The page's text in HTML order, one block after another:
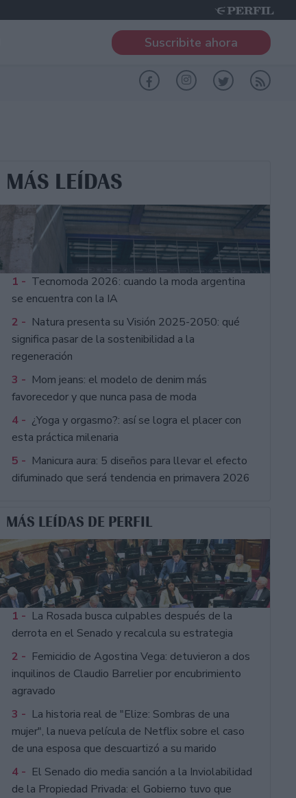
Suscribite ahora
MÁS LEÍDAS
1 - Tecnomoda 2026: cuando la moda argentina
se encuentra con la IA
2 - Natura presenta su Visión 2025-2050: qué
significa pasar de la sostenibilidad a la
regeneración
3 - Mom jeans: el modelo de denim más
favorecedor y que nunca pasa de moda
4 - ¿Yoga y orgasmo?: así se logra el placer con
esta práctica milenaria
5 - Manicura aura: 5 diseños para llevar el efecto
difuminado que será tendencia en primavera 2026
MÁS LEÍDAS DE PERFIL
1 - La Rosada busca culpables después de la
derrota en el Senado y recalcula su estrategia
2 - Femicidio de Agostina Vega: detuvieron a dos
inquilinos de Claudio Barrelier por encubrimiento
agravado
3 - La historia real de "Elize: Sombras de una
mujer", la nueva película de Netflix sobre el caso
de una esposa que descuartizó a su marido
4 - El Senado dio media sanción a la Inviolabilidad
de la Propiedad Privada: el Gobierno tuvo que